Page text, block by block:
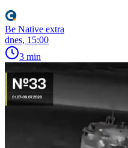
Be Native extra
dnes, 15:00
3 min